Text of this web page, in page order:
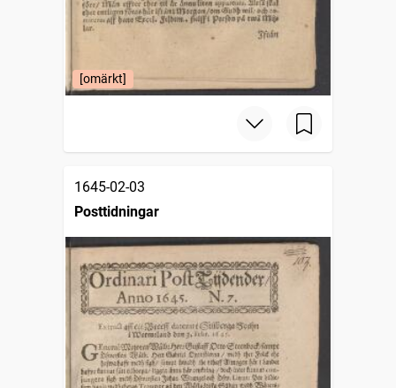
[omärkt]
1645-02-03
Posttidningar